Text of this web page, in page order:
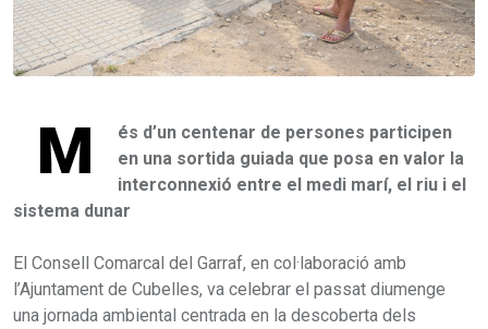
M
és d’un centenar de persones participen
en una sortida guiada que posa en valor la
interconnexió entre el medi marí, el riu i el
sistema dunar
El Consell Comarcal del Garraf, en col·laboració amb
l’Ajuntament de Cubelles, va celebrar el passat diumenge
una jornada ambiental centrada en la descoberta dels